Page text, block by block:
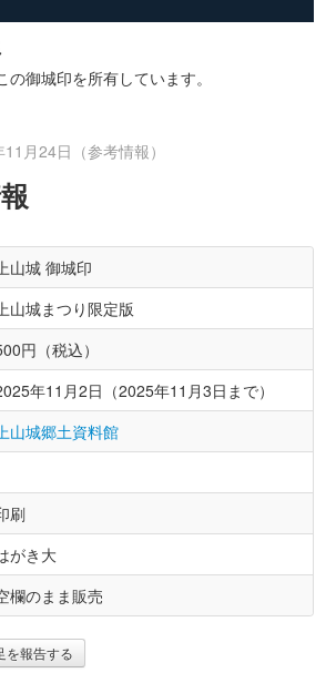
御城印を所有しています。
月24日（参考情報）
山城 御城印
山城まつり限定版
円（税込）
年11月2日（2025年11月3日まで）
山城郷土資料館
刷
がき大
欄のまま販売
を報告する